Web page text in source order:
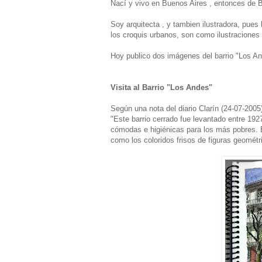
Nací y vivo en Buenos Aires , entonces de
Soy arquitecta , y tambien ilustradora,
los croquis urbanos, son como
Hoy publico dos imágenes del barrio "Los
Visita al Barrio "Los Andes"
Según una nota del diario Clarín (24-07-
"Este barrio cerrado fue levantado entre
cómodas e higiénicas para los más
como los coloridos frisos de figuras